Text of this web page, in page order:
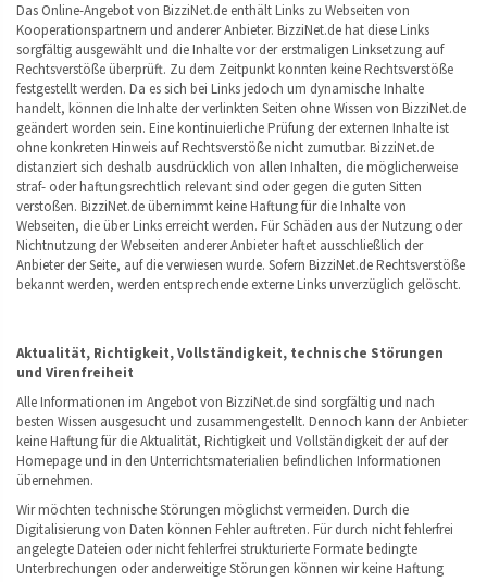
Das Online-Angebot von BizziNet.de enthält Links zu Webseiten von
Kooperationspartnern und anderer Anbieter. BizziNet.de hat diese Links
sorgfältig ausgewählt und die Inhalte vor der erstmaligen Linksetzung auf
Rechtsverstöße überprüft. Zu dem Zeitpunkt konnten keine Rechtsverstöße
festgestellt werden. Da es sich bei Links jedoch um dynamische Inhalte
handelt, können die Inhalte der verlinkten Seiten ohne Wissen von BizziNet.de
geändert worden sein. Eine kontinuierliche Prüfung der externen Inhalte ist
ohne konkreten Hinweis auf Rechtsverstöße nicht zumutbar. BizziNet.de
distanziert sich deshalb ausdrücklich von allen Inhalten, die möglicherweise
straf- oder haftungsrechtlich relevant sind oder gegen die guten Sitten
verstoßen. BizziNet.de übernimmt keine Haftung für die Inhalte von
Webseiten, die über Links erreicht werden. Für Schäden aus der Nutzung oder
Nichtnutzung der Webseiten anderer Anbieter haftet ausschließlich der
Anbieter der Seite, auf die verwiesen wurde. Sofern BizziNet.de Rechtsverstöße
bekannt werden, werden entsprechende externe Links unverzüglich gelöscht.
Aktualität, Richtigkeit, Vollständigkeit, technische Störungen
und Virenfreiheit
Alle Informationen im Angebot von BizziNet.de sind sorgfältig und nach
besten Wissen ausgesucht und zusammengestellt. Dennoch kann der Anbieter
keine Haftung für die Aktualität, Richtigkeit und Vollständigkeit der auf der
Homepage und in den Unterrichtsmaterialien befindlichen Informationen
übernehmen.
Wir möchten technische Störungen möglichst vermeiden. Durch die
Digitalisierung von Daten können Fehler auftreten. Für durch nicht fehlerfrei
angelegte Dateien oder nicht fehlerfrei strukturierte Formate bedingte
Unterbrechungen oder anderweitige Störungen können wir keine Haftung